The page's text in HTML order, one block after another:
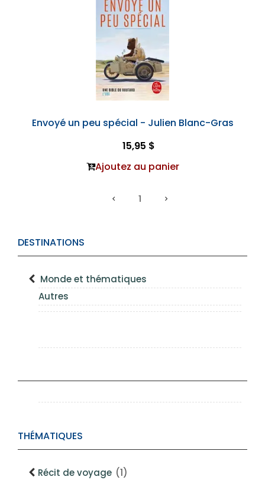
DESTINATIONS
Monde et thématiques
Autres
THÉMATIQUES
Récit de voyage (1)
Envoyé un peu spécial - Julien Blanc-Gras
15,95 $
Ajoutez au panier
1